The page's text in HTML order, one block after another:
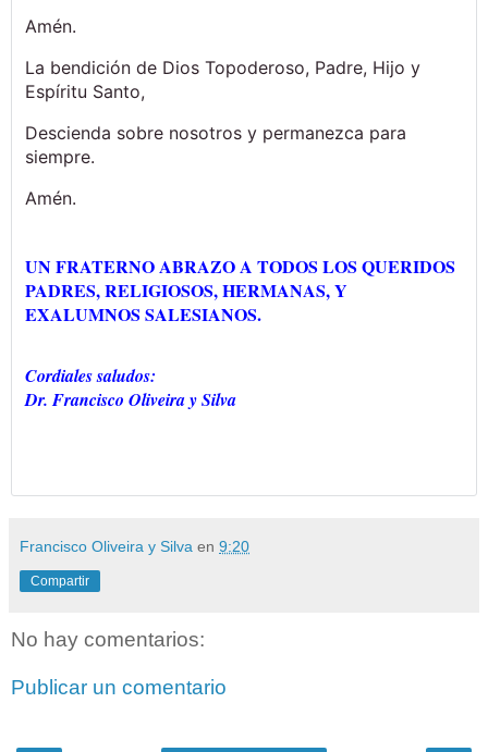
Amén.
La bendición de Dios Topoderoso, Padre, Hijo y
Espíritu Santo,
Descienda sobre nosotros y permanezca para
siempre.
Amén.
UN FRATERNO ABRAZO A TODOS LOS QUERIDOS
PADRES, RELIGIOSOS, HERMANAS, Y
EXALUMNOS SALESIANOS.
Cordiales saludos:
Dr. Francisco Oliveira y Silva
Francisco Oliveira y Silva en 9:20
Compartir
No hay comentarios:
Publicar un comentario